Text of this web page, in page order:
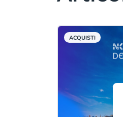
ACQUISTI